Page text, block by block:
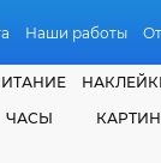
Наши работы
ЧАСЫ